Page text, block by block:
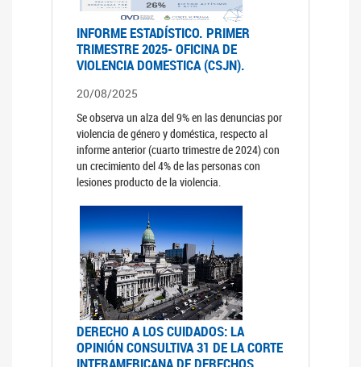
INFORME ESTADÍSTICO. PRIMER
TRIMESTRE 2025- OFICINA DE
VIOLENCIA DOMESTICA (CSJN).
20/08/2025
Se observa un alza del 9% en las denuncias por
violencia de género y doméstica, respecto al
informe anterior (cuarto trimestre de 2024) con
un crecimiento del 4% de las personas con
lesiones producto de la violencia.
DERECHO A LOS CUIDADOS: LA
OPINIÓN CONSULTIVA 31 DE LA CORTE